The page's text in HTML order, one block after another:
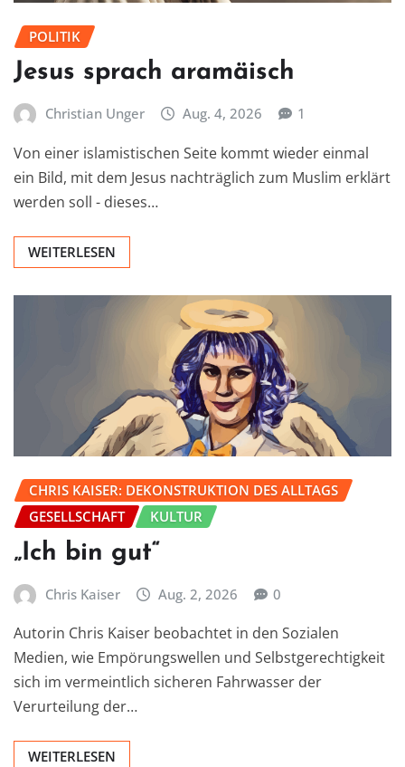
POLITIK
Jesus sprach aramäisch
Christian Unger Aug. 4, 2026 1
Von einer islamistischen Seite kommt wieder einmal
ein Bild, mit dem Jesus nachträglich zum Muslim erklärt
werden soll - dieses…
WEITERLESEN
CHRIS KAISER: DEKONSTRUKTION DES ALLTAGS
GESELLSCHAFT
KULTUR
„Ich bin gut“
Chris Kaiser Aug. 2, 2026 0
Autorin Chris Kaiser beobachtet in den Sozialen
Medien, wie Empörungswellen und Selbstgerechtigkeit
sich im vermeintlich sicheren Fahrwasser der
Verurteilung der…
WEITERLESEN